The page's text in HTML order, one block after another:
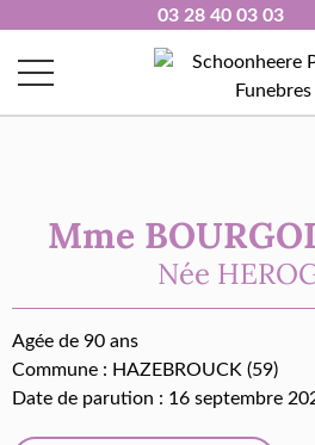
03 28 40 03 03
Mme
Née
Agée de 90 ans
Commune : HAZEBROUCK (59)
Date de parution : 16 septembre